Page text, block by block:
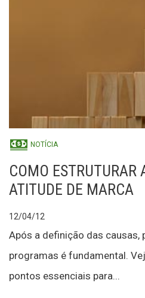
NOTÍCIA
COMO ESTRUTURAR
ATITUDE DE MARCA
12/04/12
Após a definição das causas,
programas é fundamental.
pontos essenciais para...